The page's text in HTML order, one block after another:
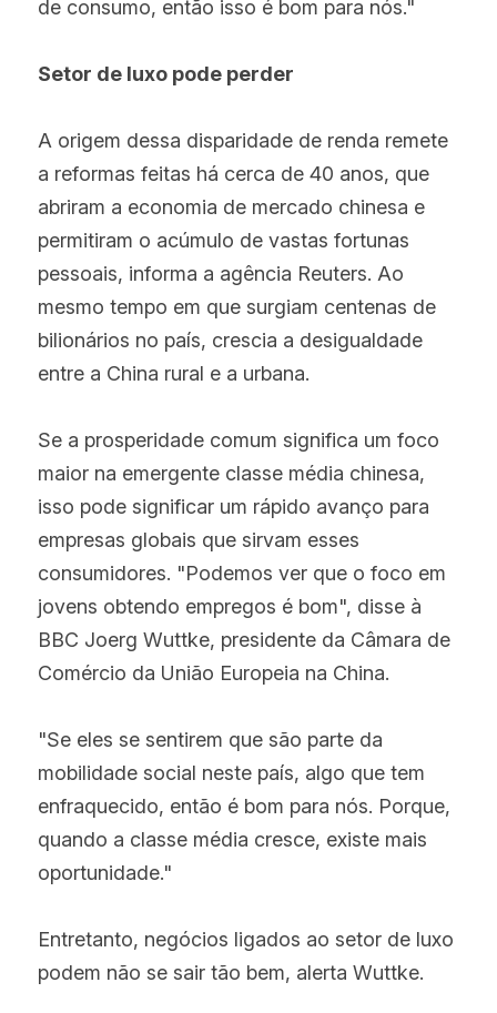
de consumo, então isso é bom para nós."
Setor de luxo pode perder
A origem dessa disparidade de renda remete
a reformas feitas há cerca de 40 anos, que
abriram a economia de mercado chinesa e
permitiram o acúmulo de vastas fortunas
pessoais, informa a agência Reuters. Ao
mesmo tempo em que surgiam centenas de
bilionários no país, crescia a desigualdade
entre a China rural e a urbana.
Se a prosperidade comum significa um foco
maior na emergente classe média chinesa,
isso pode significar um rápido avanço para
empresas globais que sirvam esses
consumidores. "Podemos ver que o foco em
jovens obtendo empregos é bom", disse à
BBC Joerg Wuttke, presidente da Câmara de
Comércio da União Europeia na China.
"Se eles se sentirem que são parte da
mobilidade social neste país, algo que tem
enfraquecido, então é bom para nós. Porque,
quando a classe média cresce, existe mais
oportunidade."
Entretanto, negócios ligados ao setor de luxo
podem não se sair tão bem, alerta Wuttke.